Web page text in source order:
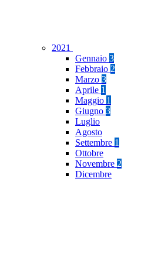
2021
Gennaio 3
Febbraio 2
Marzo 3
Aprile 1
Maggio 1
Giugno 3
Luglio
Agosto
Settembre 1
Ottobre
Novembre 2
Dicembre